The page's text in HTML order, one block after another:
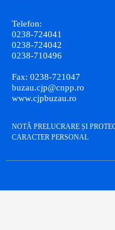
Telefon:
0238-724041
0238-724042
0238-710496
Fax: 0238-721047
buzau.cjp@cnpp.ro
www.cjpbuzau.ro
NOTĂ PRELUCRARE ȘI
CARACTER PERSONAL